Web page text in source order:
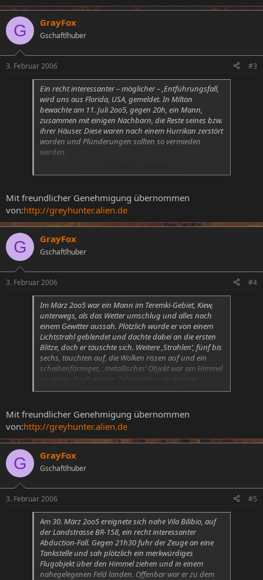
G GrayFox
Gschaftlhuber
3. Februar 2006 #3
Ein recht interessanter – möglicher – ‚Entführungsfall,
wird uns aus Florida, USA, gemeldet. In Milton
bewachte am 11. Juli 2oo5, gegen 20h, ein Mann,
zusammen mit einigen Nachbarn, die Reste seines bzw.
ihrer Häuser. Diese waren nach einem Hurrikan zerstört
worden und Plünderungen sollten so vermieden
werden.
Er sah nun ein merkwürdiges Licht und hörte ein
Objekt ausging, das keine 20 Meter [sic!] über ihm
schwebte. Es war schwarz und hatte an seinen Spitzen
jeweils ein dunkelrotes Licht. Am Boden des Objektes
waren rohrartige Strukturen zu erkennen, es war also
keinesfalls glatt.
Er bemerkte nun, das er nicht mehr sprechen konnte
blickten. Er verlies seinen Posten und ging in
vernahm und das Objekt plötzlich weg war. Er fühlte
sich sehr furchtsam und hatte einen ‚Blackout’, der ihn
erst um 6h des folgenden Morgens erwachen ließ.
Mit freundlicher Genehmigung übernommen
von:http://greyhunter.alien.de
G GrayFox
Gschaftlhuber
3. Februar 2006 #4
Im März 2oo5 war ein Mann im Teremki-Gebiet, Kiew,
unterwegs, als das Wetter umschlug und alles nach
einem Gewitter aussah. Plötzlich wurde er von einem
Lichtstrahl geblendet und dachte dabei an die ersten
Blitze, doch er täuschte sich. Weitere ‚Strahlen’, fünf bis
sechs, tauchten auf, die Wolken rissen auf und ein
scheibenförmiges, ‚metallisches’ Objekt war am Himmel
zu sehen. Nach einiger Zeit erschien ein weiterer,
größerer ‚Lichtbalken’, in dem eine schattenhafte Figur
und das Objekt. Als der Zeuge nach Hause kam, stellte
er fest, das die Sichtung über eine Stunde gedauert
hatte, was so gar nicht mit seinem subjektiven
Zeitempfinden übereinstimmte.
Mit freundlicher Genehmigung übernommen
von:http://greyhunter.alien.de
G GrayFox
Gschaftlhuber
3. Februar 2006 #5
Am 30. März 2oo5 ereignete sich nahe Vila Bilibio, auf
der Landstrasse BR-158, ein recht interessanter
Abduction-Fall. Gegen 21h30 fuhr der Zeuge an eine
Tankstelle und sah plötzlich ein merkwürdiges
Flugobjekt über den Himmel ziehen und in einem
nahegelegenen Feld landen. Offenbar war er zu dem